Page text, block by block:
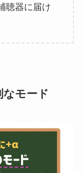
聴器に届け
なモード